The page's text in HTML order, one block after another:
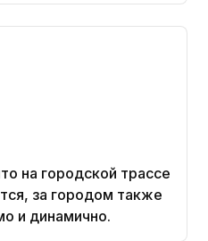
на городской трассе
за городом также
и динамично.